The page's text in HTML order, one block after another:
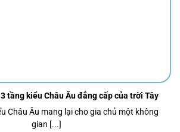
tầng kiểu Châu Âu đẳng cấp của trời Tây
Châu Âu mang lại cho gia chủ một không
gian [...]